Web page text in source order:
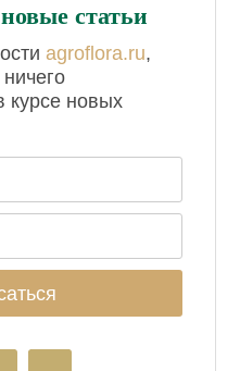
статьи
agroflora.ru,
курсе новых